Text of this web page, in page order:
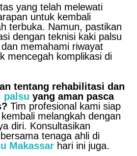
yang telah melewati
untuk kembali
terbuka. Namun, pastikan
dengan teknisi kaki palsu
memahami riwayat
mencegah komplikasi di
tentang rehabilitasi dan
palsu yang aman pasca
Tim profesional kami siap
melangkah dengan
diri. Konsultasikan
tenaga ahli di
Makassar hari ini juga.